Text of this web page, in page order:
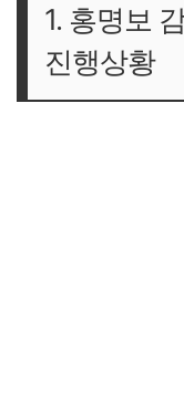
국회 국민동의청
2. 홍명보 경질 국
1. 홍명보
진행상황